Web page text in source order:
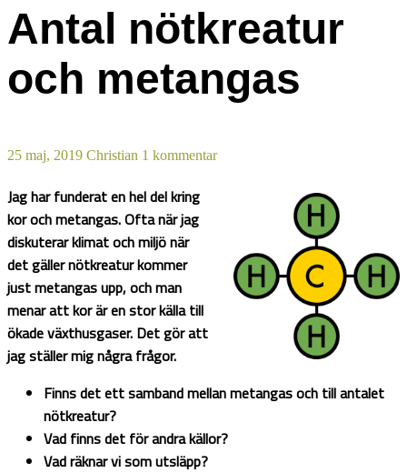
Antal nötkreatur
och metangas
25 maj, 2019 Christian 1 kommentar
Jag har funderat en hel del kring
kor och metangas. Ofta när jag
diskuterar klimat och miljö när
det gäller nötkreatur kommer
just metangas upp, och man
menar att kor är en stor källa till
ökade växthusgaser. Det gör att
jag ställer mig några frågor.
Finns det ett samband mellan metangas och till antalet
nötkreatur?
Vad finns det för andra källor?
Vad räknar vi som utsläpp?